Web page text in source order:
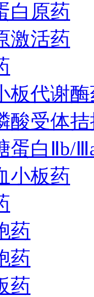
白原药
激活药
板代谢
酸受体
蛋白Ⅱb/
小板药
药
药
药